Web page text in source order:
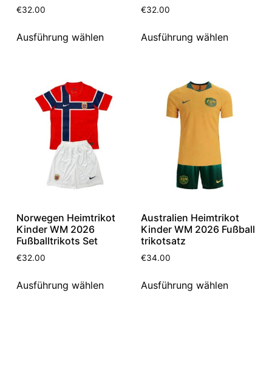
€32.00
Ausführung wählen
€32.00
Ausführung wählen
Norwegen Heimtrikot
Kinder WM 2026
Fußballtrikots Set
€32.00
Ausführung wählen
Australien Heimtrikot
Kinder WM 2026 Fußball
trikotsatz
€34.00
Ausführung wählen